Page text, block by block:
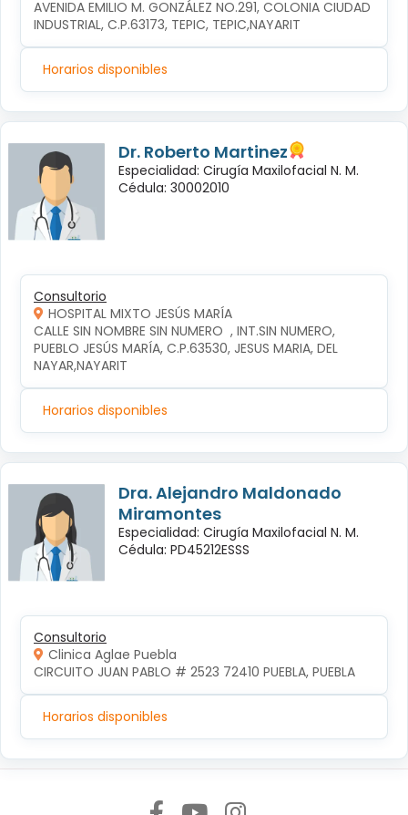
AVENIDA EMILIO M. GONZÁLEZ NO.291, COLONIA CIUDAD
INDUSTRIAL, C.P.63173, TEPIC, TEPIC,NAYARIT
Horarios disponibles
Dr. Roberto Martinez
Especialidad: Cirugía Maxilofacial N. M.
Cédula: 30002010
Consultorio
HOSPITAL MIXTO JESÚS MARÍA
CALLE SIN NOMBRE SIN NUMERO  , INT.SIN NUMERO,
PUEBLO JESÚS MARÍA, C.P.63530, JESUS MARIA, DEL
NAYAR,NAYARIT
Horarios disponibles
Dra. Alejandro Maldonado
Miramontes
Especialidad: Cirugía Maxilofacial N. M.
Cédula: PD45212ESSS
Consultorio
Clinica Aglae Puebla
CIRCUITO JUAN PABLO # 2523 72410 PUEBLA, PUEBLA
Horarios disponibles